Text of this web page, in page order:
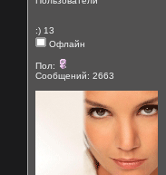
:) 13
Офлайн
Пол:
Сообщений: 2663